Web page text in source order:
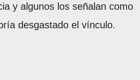
y algunos los señalan como
desgastado el vínculo.